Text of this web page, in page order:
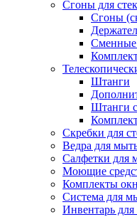
Сгоны для
Сгоны
Сменные
Штанги
Штанги
Скребки для
Ведра для
Салфетки для
Моющие
Комплекты
Система для
Инвентарь